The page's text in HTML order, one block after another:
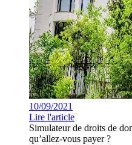
10/09/2021
Lire l'article
Simulateur de droits de
qu’allez-vous payer ?